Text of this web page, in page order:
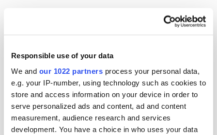
Responsible use of your data
We and our 1022 partners process your personal data,
e.g. your IP-number, using technology such as cookies to
store and access information on your device in order to
serve personalized ads and content, ad and content
measurement, audience research and services
development. You have a choice in who uses your data
Suomalaisten hyvinvointi on muutoksessa
hyvinvointitrendejä. Trendit ryhmitellään sen mukaan,
miten voimakkaasti ne vaikuttavat nyt ja mahdollisesti
tulevaisuudessa.
Kasvavat trendit
Suomalaisille jo tuttuja ilmiöitä, jotka tulevat
pitämään pintansa tulevaisuudessa.